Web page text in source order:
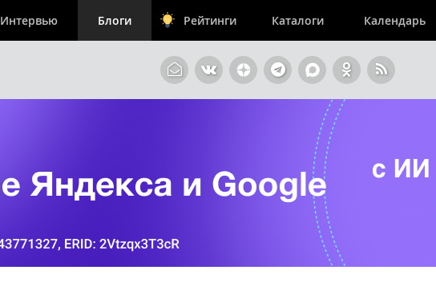
Интервью Блоги Рейтинги Каталоги Календарь